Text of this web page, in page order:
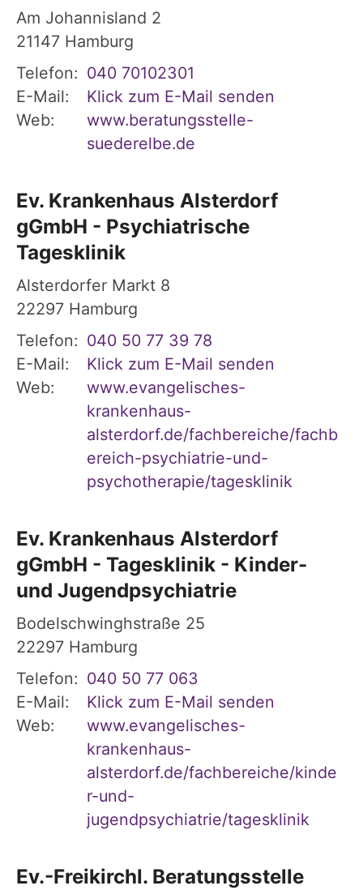
Am Johannisland 2
21147 Hamburg
Telefon: 040 70102301
E-Mail:
Klick zum E-Mail senden
Web:
www.beratungsstelle-
suederelbe.de
Ev. Krankenhaus Alsterdorf
gGmbH - Psychiatrische
Tagesklinik
Alsterdorfer Markt 8
22297 Hamburg
Telefon: 040 50 77 39 78
E-Mail:
Klick zum E-Mail senden
Web:
www.evangelisches-
krankenhaus-
alsterdorf.de/fachbereiche/fachb
ereich-psychiatrie-und-
psychotherapie/tagesklinik
Ev. Krankenhaus Alsterdorf
gGmbH - Tagesklinik - Kinder-
und Jugendpsychiatrie
Bodelschwinghstraße 25
22297 Hamburg
Telefon: 040 50 77 063
E-Mail:
Klick zum E-Mail senden
Web:
www.evangelisches-
krankenhaus-
alsterdorf.de/fachbereiche/kinde
r-und-
jugendpsychiatrie/tagesklinik
Ev.-Freikirchl. Beratungsstelle